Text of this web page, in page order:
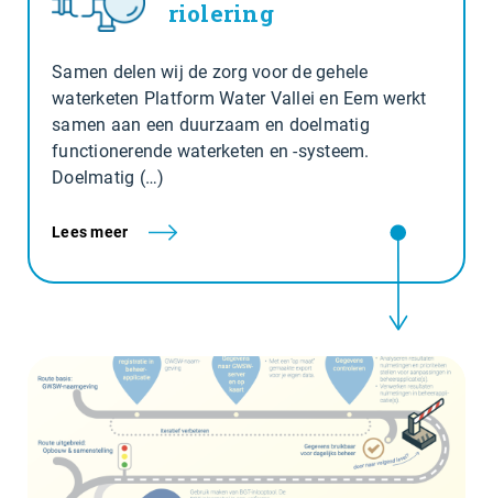
riolering
Samen delen wij de zorg voor de gehele
waterketen Platform Water Vallei en Eem werkt
samen aan een duurzaam en doelmatig
functionerende waterketen en -systeem.
Doelmatig (…)
Lees meer